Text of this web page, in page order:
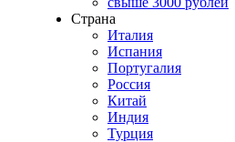
Страна
Италия
Испания
Португалия
Россия
Китай
Индия
Турция